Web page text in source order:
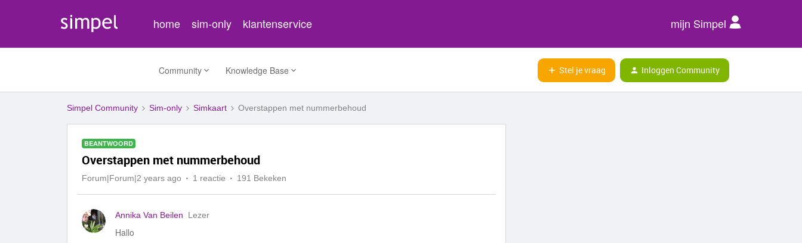
home sim-only klantenservice mijn Simpel
Community Knowledge Base Stel je vraag Inloggen Community
Simpel Community Sim-only Simkaart Overstappen met nummerbehoud
BEANTWOORD
Overstappen met nummerbehoud
Forum|Forum|2 years ago 1 reactie 191 Bekeken
Annika Van Beilen Lezer
Hallo